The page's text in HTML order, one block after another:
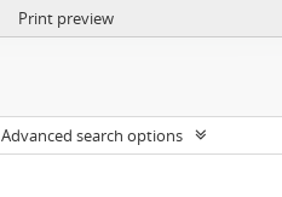
Print preview
Advanced search options